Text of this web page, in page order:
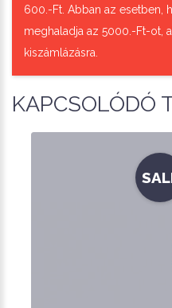
600.-Ft. Abban az esetben,
meghaladja az 5000.-Ft-ot,
kiszámlázásra.
KAPCSOLÓDÓ